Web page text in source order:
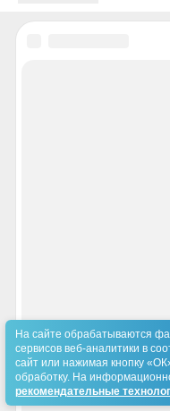
На сайте обрабатываются
сервисов веб-аналитики в
сайт или нажимая кнопку
обработку. На
рекомендательные